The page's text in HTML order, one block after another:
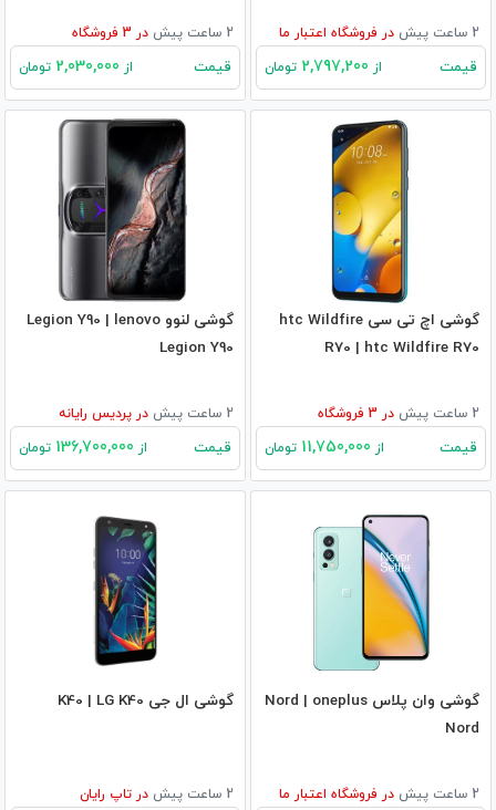
2 ساعت پیش در فروشگاه اعتبار ما
قیمت از تومان
2 ساعت پیش در فروشگاه
قیمت از تومان
گوشی اچ تی سی htc Wildfire
R70 | htc Wildfire R70
2 ساعت پیش در فروشگاه
قیمت از تومان
گوشی لنوو Legion Y90 | lenovo
Legion Y90
2 ساعت پیش در پردیس رایانه
قیمت از تومان
گوشی وان پلاس Nord | oneplus
Nord
2 ساعت پیش در فروشگاه اعتبار ما
گوشی ال جی K40 | LG K40
2 ساعت پیش در تاپ رایان